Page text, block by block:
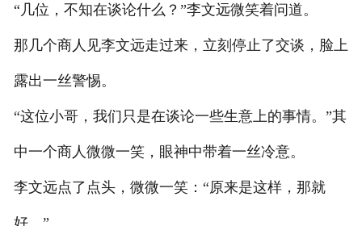
“几位，不知在谈论什么？”李文远微笑着问道。
那几个商人见李文远走过来，立刻停止了交谈，脸上
露出一丝警惕。
“这位小哥，我们只是在谈论一些生意上的事情。”其
中一个商人微微一笑，眼神中带着一丝冷意。
李文远点了点头，微微一笑：“原来是这样，那就
好。”